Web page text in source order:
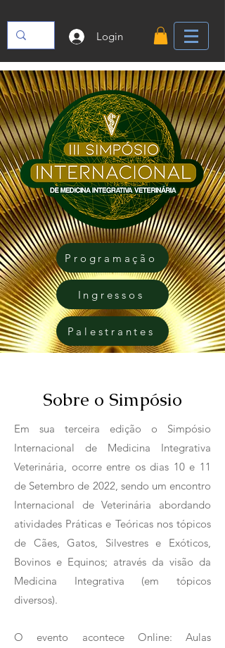
Login
Programação
Ingressos
Palestrantes
Sobre o Simpósio
Em sua terceira edição o Simpósio
Internacional de Medicina Integrativa
Veterinária, ocorre entre os dias 10 e 11
de Setembro de 2022, sendo um encontro
Internacional de Veterinária abordando
atividades Práticas e Teóricas nos tópicos
de Cães, Gatos, Silvestres e Exóticos,
Bovinos e Equinos; através da visão da
Medicina Integrativa (em tópicos
diversos).
O evento acontece Online: Aulas